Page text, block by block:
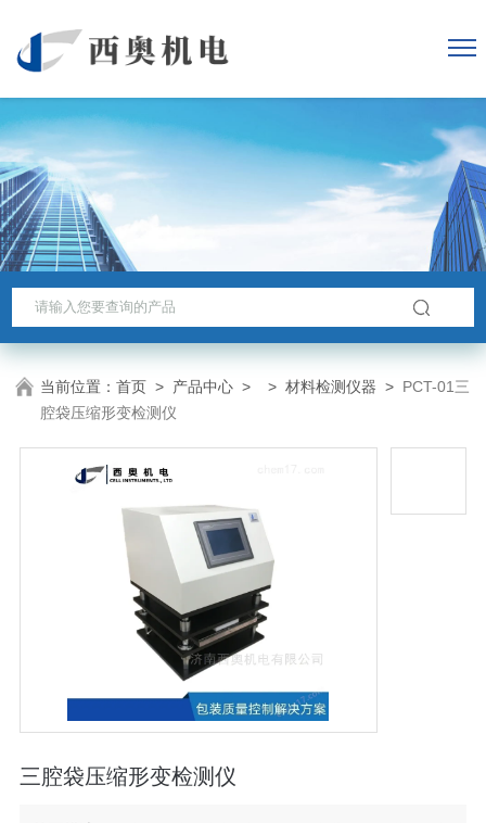
当前位置：首页 > 产品中心 > >材料检测仪器 > PCT-01三
腔袋压缩形变检测仪
三腔袋压缩形变检测仪